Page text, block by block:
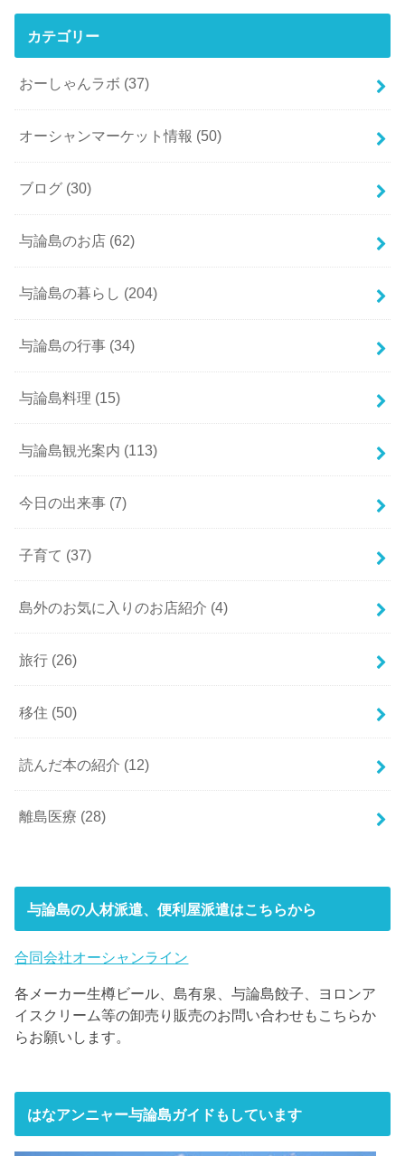
カテゴリー
おーしゃんラボ (37)
オーシャンマーケット情報 (50)
ブログ (30)
与論島のお店 (62)
与論島の暮らし (204)
与論島の行事 (34)
与論島料理 (15)
与論島観光案内 (113)
今日の出来事 (7)
子育て (37)
島外のお気に入りのお店紹介 (4)
旅行 (26)
移住 (50)
読んだ本の紹介 (12)
離島医療 (28)
与論島の人材派遣、便利屋派遣はこちらから
合同会社オーシャンライン
各メーカー生樽ビール、島有泉、与論島餃子、ヨロンア
イスクリーム等の卸売り販売のお問い合わせもこちらか
らお願いします。
はなアンニャー与論島ガイドもしています